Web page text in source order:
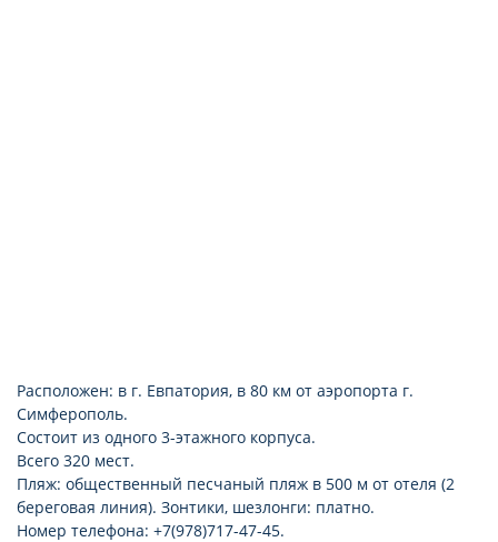
Расположен: в г. Евпатория, в 80 км от аэропорта г.
Симферополь.
Состоит из одного 3-этажного корпуса.
Всего 320 мест.
Пляж: общественный песчаный пляж в 500 м от отеля (2
береговая линия). Зонтики, шезлонги: платно.
Номер телефона: +7(978)717-47-45.